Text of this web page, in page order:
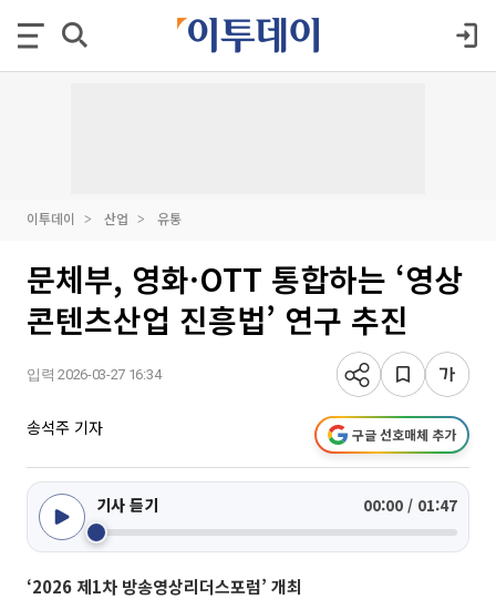
이투데이 산업 유통
문체부, 영화·OTT 통합하는 ‘영상
콘텐츠산업 진흥법’ 연구 추진
입력 2026-03-27 16:34
송석주 기자 구글 선호매체 추가
기사 듣기 00:00 / 01:47
‘2026 제1차 방송영상리더스포럼’ 개최